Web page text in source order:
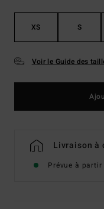
XS S
Voir le Guide des
Livraison à
Prévue à partir